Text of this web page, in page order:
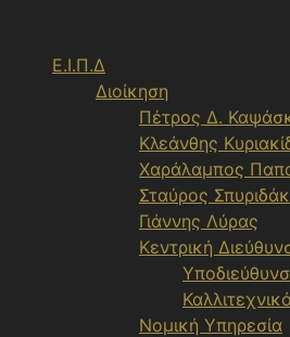
περιεχόμενο
Ε.Ι.Π.Δ
Διοίκηση
Πέτρος Δ.
Κλεάνθης
Χαράλαμπος
Σταύρος
Γιάννης Λύρας
Κεντρική
Νομική Υπηρεσία